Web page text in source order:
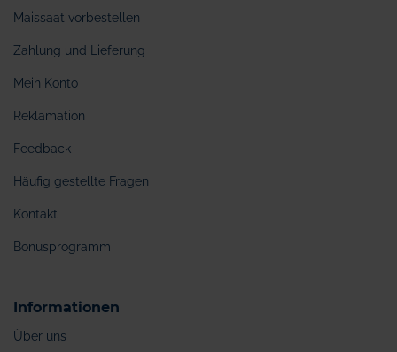
Maissaat vorbestellen
Zahlung und Lieferung
Mein Konto
Reklamation
Feedback
Häufig gestellte Fragen
Kontakt
Bonusprogramm
Informationen
Über uns